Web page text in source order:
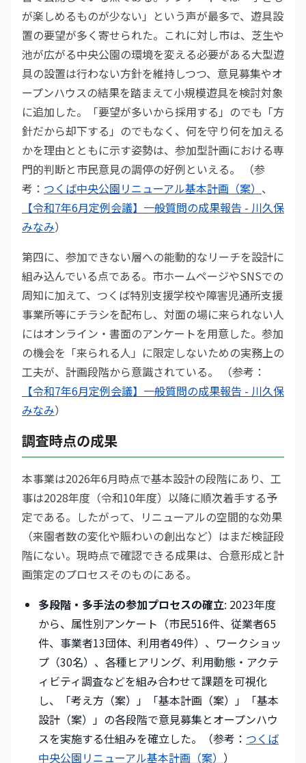
が楽しめるものが少ない」という声が最多で、遊具設
置の要望が多く寄せられた。これに対し市は、芝生や
池が広がる中央公園の環境を変える必要がある大型遊
具の設置は行わない方針を維持しつつ、意見募集やオ
ープンハウスの結果を踏まえて小規模遊具を検討対象
に追加した。「要望が多いから採用する」のでも「方
針だから却下する」のでもなく、何を守り何を加える
かを理由とともに示す姿勢は、参加型計画における専
門的判断と市民意見の調停の好例といえる。 （参
考： つくば中央公園リニューアル基本計画（案） 、
【令和7年6月定例会議】一般質問の成果報告 - 川久保
みなみ）
第四に、参加できない層への能動的なリーチを設計に
組み込んでいる点である。市ホームページやSNSでの
周知に加えて、つくば特別支援学校や障害児通所支援
事業所等にチラシを配布し、対面の場に来られない人
にはオンライン・書面のアンケートを用意した。参加
の機会を「来られる人」に限定しないための実務上の
工夫が、計画段階から意識されている。 （参考：
【令和7年6月定例会議】一般質問の成果報告 - 川久保
みなみ）
調査時点の成果
本事業は2026年6月時点で基本設計の段階にあり、工
事は2028年度（令和10年度）以降に順次着手する予
定である。したがって、リニューアルの空間的な効果
（来園者数の変化や賑わいの創出など）はまだ検証段
階にない。現時点で確認できる成果は、合意形成と計
画策定のプロセスそのものにある。
多段階・多手法の参加プロセスの確立: 2023年度
から、属性別アンケート（市民516件、従業者65
件、事業者13団体、利用者49件）、ワークショッ
プ（30名）、各種ヒアリング、利用動態・アクテ
ィビティ調査などを組み合わせて課題を可視化
し、「考え方（案）」「基本計画（案）」「基本
設計（案）」の各段階で意見募集とオープンハウ
スを実施する仕組みを確立した。（参考： つくば
中央公園リニューアル基本計画（案） ）